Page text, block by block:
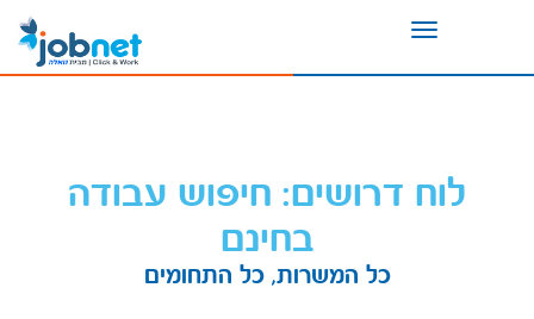
Toggle
לוח דרושים: חיפוש עבודה
בחינם
כל המשרות, כל התחומים